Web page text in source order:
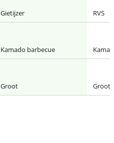
Gietijzer RVS
Kamado barbecue
Groot Groot